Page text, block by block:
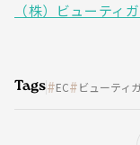
（株）ビューティ
Tags EC ビューティ